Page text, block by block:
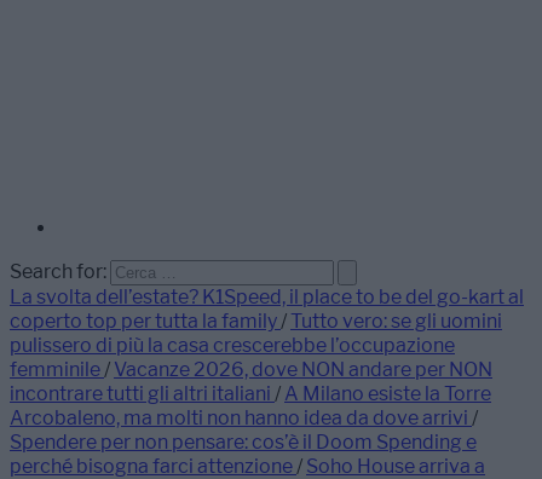
Search for:
La svolta dell’estate? K1Speed, il place to be del go-kart al
coperto top per tutta la family/ Tutto vero: se gli uomini
pulissero di più la casa crescerebbe l’occupazione
femminile/ Vacanze 2026, dove NON andare per NON
incontrare tutti gli altri italiani / A Milano esiste la Torre
Arcobaleno, ma molti non hanno idea da dove arrivi /
Spendere per non pensare: cos’è il Doom Spending e
perché bisogna farci attenzione/ Soho House arriva a